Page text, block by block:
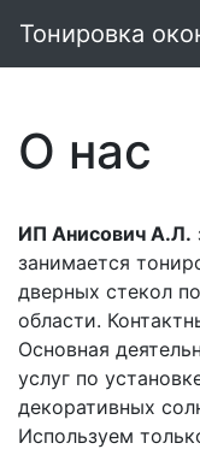
Тонировка
О нас
ИП Анисович А.Л.
занимается
дверных стекол по
области.
Основная
услуг по
декоративных
Используем